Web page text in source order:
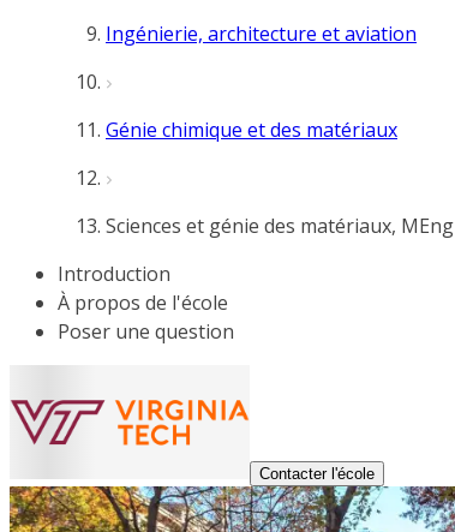
Ingénierie, architecture et aviation
Génie chimique et des matériaux
Sciences et génie des matériaux, MEng
Introduction
À propos de l'école
Poser une question
Contacter l'école